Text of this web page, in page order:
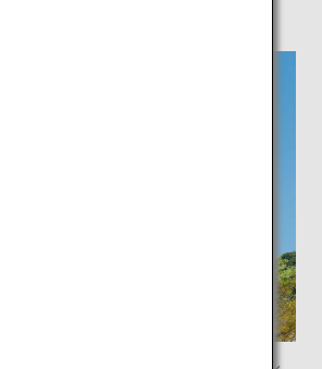
。春には桜とのコントラストが美し